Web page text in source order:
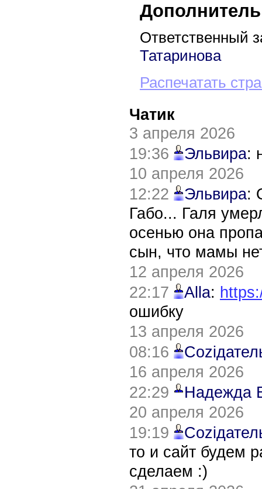
Ответственный
Татаринова
Распечатать
Чатик
3 апреля 2026
19:36
Эльвира:
10 апреля 2026
12:22
Эльвира:
Габо... Галя
осенью она
сын, что мамы
12 апреля 2026
22:17
Alla:
ошибку
13 апреля 2026
08:16
16 апреля 2026
22:29
Надежда
20 апреля 2026
19:19
то и сайт будем
сделаем :)